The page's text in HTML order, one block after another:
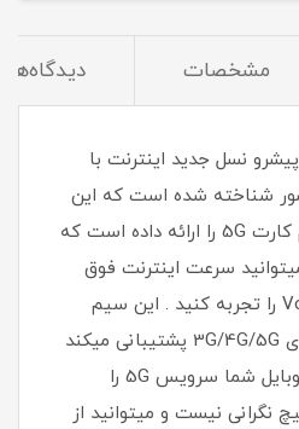
مشخصات دیدگاه‌ها
نسل جدید اینترنت با
شناخته شده است که این
دفعه برای اولین بار سیم کارت 5G را ارائه داده است که
سرعت اینترنت فوق
العاده بالا و مکالمه VoLTE را تجربه کنید . این سیم
کارت از تمامی شبکه های 3G/4G/5G پشتیبانی میکند
و در صورتی که گوشی موبایل شما سرویس 5G را
نگرانی نیست و میتوانید از